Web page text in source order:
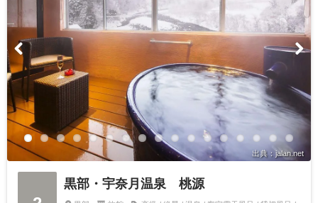
出典：jalan.net
黒部・宇奈月温泉 桃源